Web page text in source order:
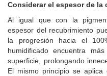
Considerar el espesor de la
Al igual que con la
espesor del recubrimiento
la progresión hacia el
humidificado encuentra
superficie, prolongando
El mismo principio se